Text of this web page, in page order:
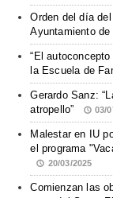
Orden del día
Ayuntamiento de
“El
la Escuela de
Gerardo Sanz:
atropello”
03/
Malestar en IU
el programa
20/03/2025
Comienzan las